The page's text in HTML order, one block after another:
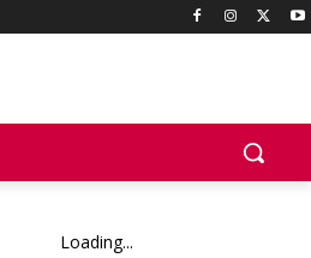
Loading...